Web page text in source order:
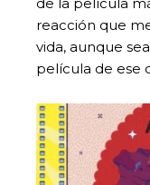
reacción que
vida, aunque
película de ese